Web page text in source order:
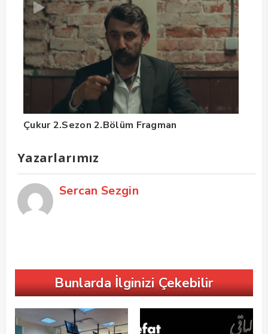
Çukur 2.Sezon 2.Bölüm Fragman
Yazarlarımız
Sercan Sezgin
Bunlarda İlginizi Çekebilir